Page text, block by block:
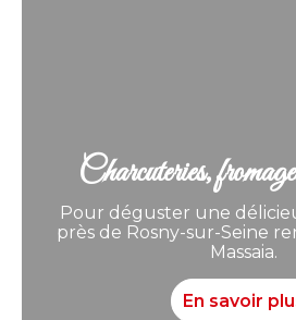
Charcuteries,
Pour déguster une
près de Rosny-sur-Seine
Massaia.
En savoir